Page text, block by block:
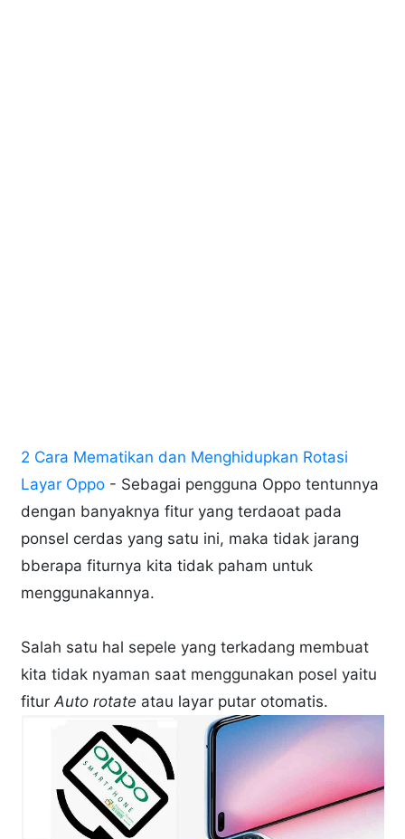
2 Cara Mematikan dan Menghidupkan Rotasi
Layar Oppo - Sebagai pengguna Oppo tentunnya
dengan banyaknya fitur yang terdaoat pada
ponsel cerdas yang satu ini, maka tidak jarang
bberapa fiturnya kita tidak paham untuk
menggunakannya.
Salah satu hal sepele yang terkadang membuat
kita tidak nyaman saat menggunakan posel yaitu
fiturAuto rotate atau layar putar otomatis.